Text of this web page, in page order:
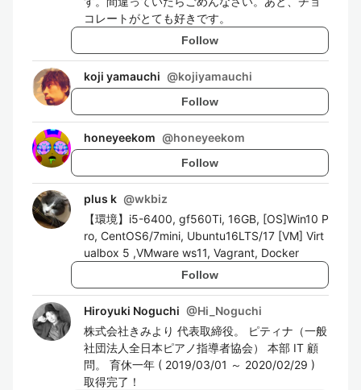
コレートがとても好きです。
Follow
koji yamauchi @kojiyamauchi
Follow
honeyeekom @honeyeekom
Follow
plus k @wkbiz
【環境】i5-6400, gf560Ti, 16GB, [OS]Win10 P
ro, CentOS6/7mini, Ubuntu16LTS/17 [VM] Virt
ualbox 5 ,VMware ws11, Vagrant, Docker
Follow
Hiroyuki Noguchi @Hi_Noguchi
株式会社きみより 代表取締役。 ピティナ（一般
社団法人全日本ピアノ指導者協会） 本部 IT 顧
問。 育休一年 ( 2019/03/01 ～ 2020/02/29 )
取得完了！